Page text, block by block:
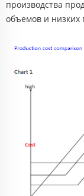
производства
объемов и низких